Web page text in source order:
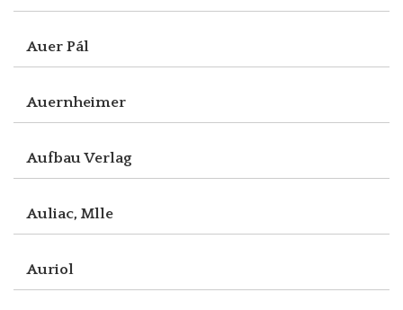
Auer Pál
Auernheimer
Aufbau Verlag
Auliac, Mlle
Auriol